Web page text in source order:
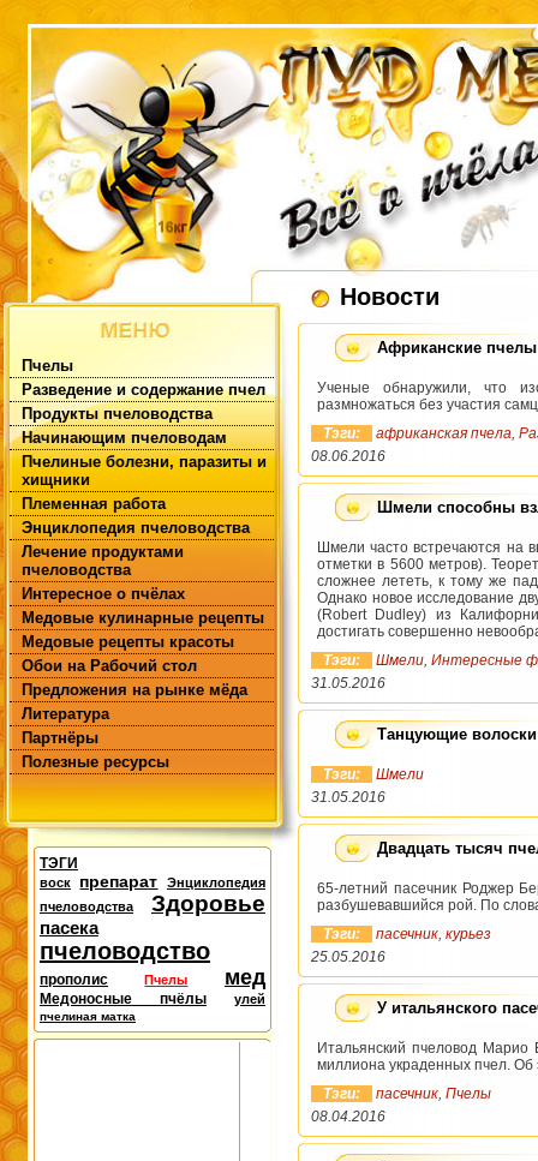
Пчелы
Разведение и содержание пчел
Продукты пчеловодства
Начинающим пчеловодам
Пчелиные болезни, паразиты и
хищники
Племенная работа
Энциклопедия пчеловодства
Лечение продуктами
пчеловодства
Интересное о пчёлах
Медовые кулинарные рецепты
Медовые рецепты красоты
Обои на Рабочий стол
Предложения на рынке мёда
Литература
Партнёры
Полезные ресурсы
ТЭГИ
воск препарат
Энциклопедия
пчеловодства
Здоровье
пасека
пчеловодство
прополис Пчелы мед
Медоносные пчёлы улей
пчелиная матка
Новости
Африканские
Ученые обнаружили, что
размножаться без участия
Тэги:
африканская пчела,
08.06.2016
Шмели способны
Шмели часто встречаются на
отметки в 5600 метров).
сложнее лететь, к тому же
Однако новое исследование
(Robert Dudley) из
достигать совершенно
Тэги:
Шмели, Интересные
31.05.2016
Танцующие
Тэги:
Шмели
31.05.2016
Двадцать тысяч
65-летний пасечник Роджер
разбушевавшийся рой. По
Тэги:
пасечник, курьез
25.05.2016
У итальянского
Итальянский пчеловод Марио
миллиона украденных пчел.
Тэги:
пасечник, Пчелы
08.04.2016